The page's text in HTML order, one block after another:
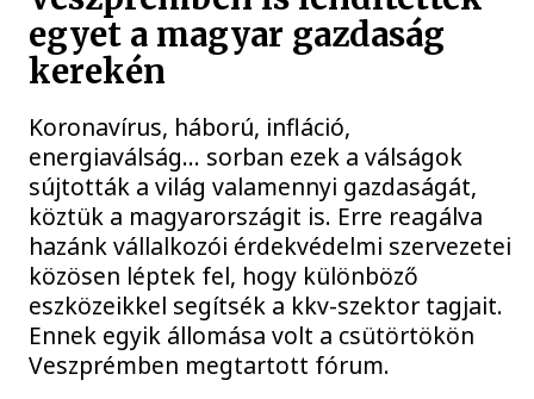
egyet a magyar gazdaság
kerekén
Koronavírus, háború, infláció,
energiaválság… sorban ezek a válságok
sújtották a világ valamennyi gazdaságát,
köztük a magyarországit is. Erre reagálva
hazánk vállalkozói érdekvédelmi szervezetei
közösen léptek fel, hogy különböző
eszközeikkel segítsék a kkv-szektor tagjait.
Ennek egyik állomása volt a csütörtökön
Veszprémben megtartott fórum.